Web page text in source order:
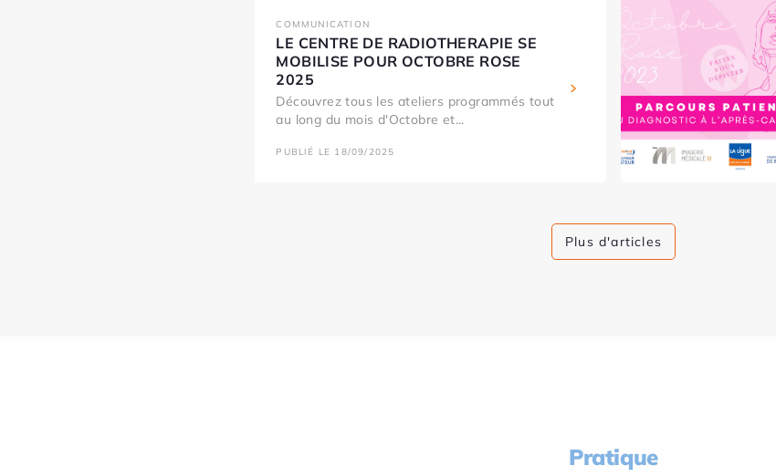
COMMUNICATION
LE CENTRE DE RADIOTHERAPIE SE
MOBILISE POUR OCTOBRE ROSE
2025
Découvrez tous les ateliers programmés tout
au long du mois d'Octobre et...
PUBLIÉ LE 18/09/2025
Plus d'articles
Pratique